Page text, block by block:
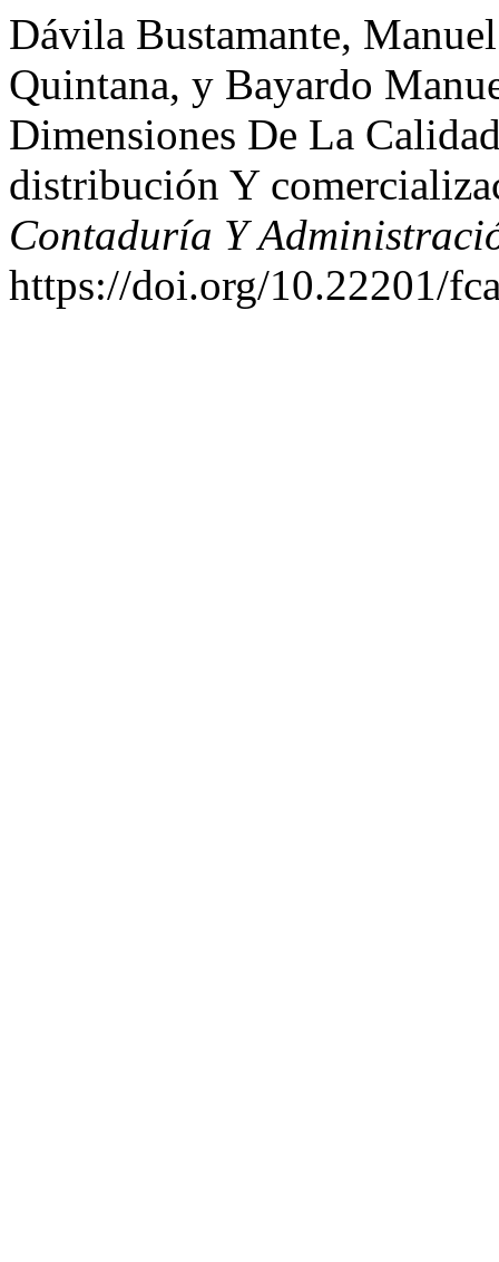
Dávila Bustamante,
Quintana, y Bayardo
Dimensiones De La
distribución Y
Contaduría Y
https://doi.org/10.22201/